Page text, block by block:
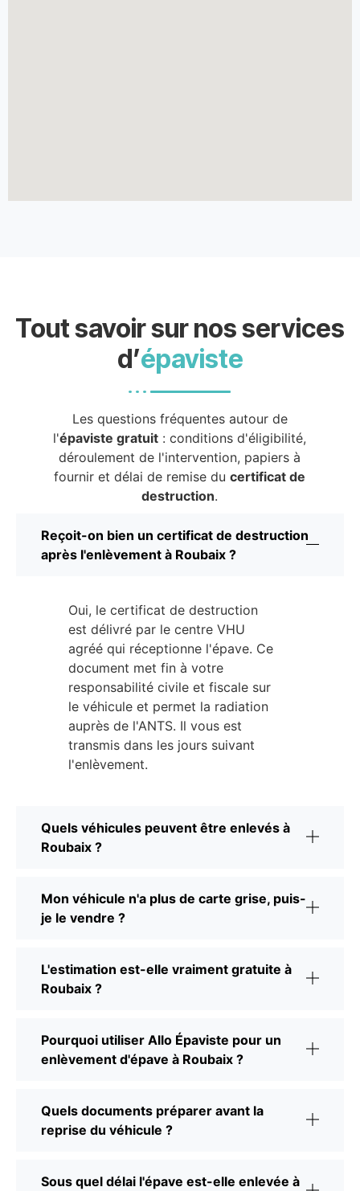
Tout savoir sur nos services
d’épaviste
Les questions fréquentes autour de
l'épaviste gratuit : conditions d'éligibilité,
déroulement de l'intervention, papiers à
fournir et délai de remise ducertificat de
destruction.
Reçoit-on bien un certificat de destruction
après l'enlèvement à Roubaix ?
Oui, le certificat de destruction
est délivré par le centre VHU
agréé qui réceptionne l'épave. Ce
document met fin à votre
responsabilité civile et fiscale sur
le véhicule et permet la radiation
auprès de l'ANTS. Il vous est
transmis dans les jours suivant
l'enlèvement.
Quels véhicules peuvent être enlevés à
Roubaix ?
Mon véhicule n'a plus de carte grise, puis-
je le vendre ?
L'estimation est-elle vraiment gratuite à
Roubaix ?
Pourquoi utiliser Allo Épaviste pour un
enlèvement d'épave à Roubaix ?
Quels documents préparer avant la
reprise du véhicule ?
Sous quel délai l'épave est-elle enlevée à